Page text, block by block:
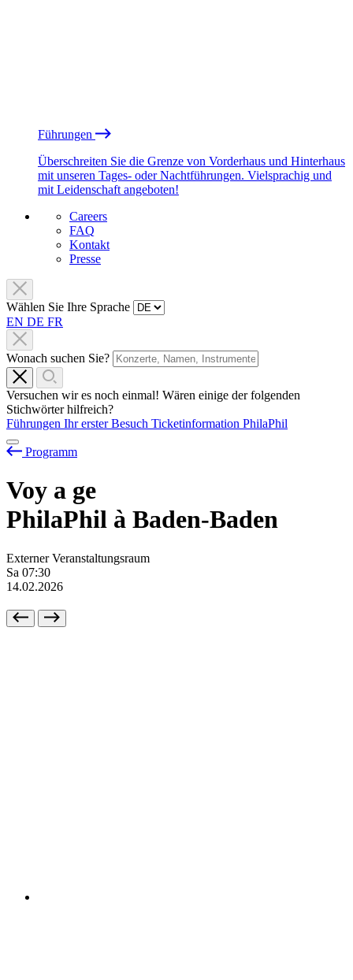
Führungen
Überschreiten Sie die Grenze von Vorderhaus und Hinterhaus
mit unseren Tages- oder Nachtführungen. Vielsprachig und
mit Leidenschaft angeboten!
Careers
FAQ
Kontakt
Presse
Wählen Sie Ihre Sprache
EN DE FR
Wonach suchen Sie?
Versuchen wir es noch einmal! Wären einige der folgenden
Stichwörter hilfreich?
Führungen Ihr erster Besuch Ticketinformation PhilaPhil
Programm
Voy a ge
PhilaPhil à Baden-Baden
Externer Veranstaltungsraum
Sa 07:30
14.02.2026